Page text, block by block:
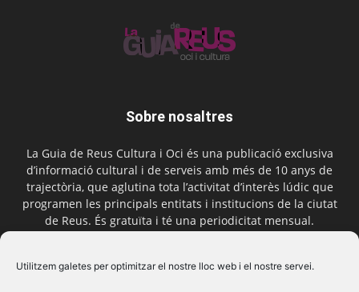
Utilitzem galetes per optimitzar el nostre lloc web i el nostre servei.
Sobre nosaltres
La Guia de Reus Cultura i Oci és una publicació exclusiva
d’informació cultural i de serveis amb més de 10 anys de
trajectòria, que aglutina tota l’activitat d’interès lúdic que
programen les principals entitats i institucions de la ciutat
de Reus. És gratuïta i té una periodicitat mensual.